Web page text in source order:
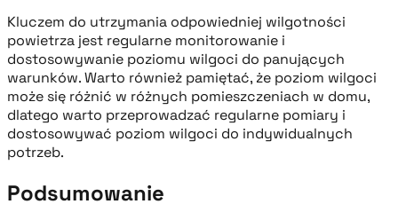
Kluczem do utrzymania odpowiedniej wilgotności
powietrza jest regularne monitorowanie i
dostosowywanie poziomu wilgoci do panujących
warunków. Warto również pamiętać, że poziom wilgoci
może się różnić w różnych pomieszczeniach w domu,
dlatego warto przeprowadzać regularne pomiary i
dostosowywać poziom wilgoci do indywidualnych
potrzeb.
Podsumowanie